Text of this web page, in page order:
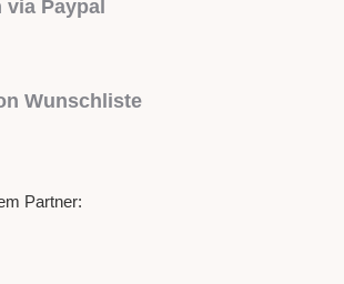
via Paypal
Wunschliste
Partner: